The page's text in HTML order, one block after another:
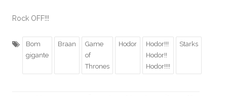
Rock OFF!!!
Bom
gigante
Braan
Game
of
Thrones
Hodor
Hodor!!!
Hodor!!
Hodor!!!!
Starks